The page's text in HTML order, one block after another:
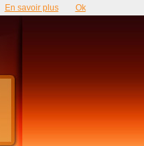
En savoir plus Ok